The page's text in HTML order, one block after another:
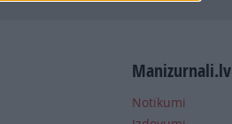
Manizurnali.lv
Notikumi